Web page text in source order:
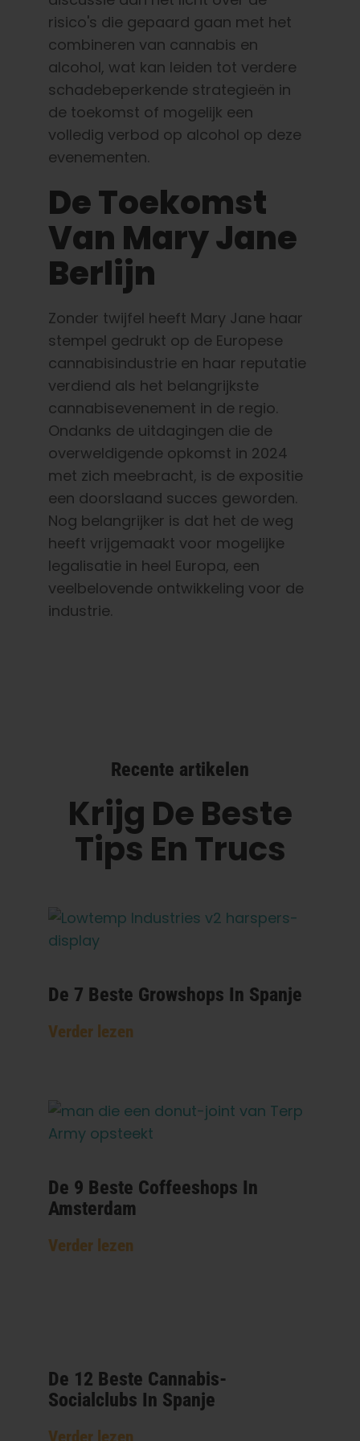
risico's die gepaard gaan met het
combineren van cannabis en
alcohol, wat kan leiden tot verdere
schadebeperkende strategieën in
de toekomst of mogelijk een
volledig verbod op alcohol op deze
evenementen.
De Toekomst
Van Mary Jane
Berlijn
Zonder twijfel heeft Mary Jane haar
stempel gedrukt op de Europese
cannabisindustrie en haar reputatie
verdiend als het belangrijkste
cannabisevenement in de regio.
Ondanks de uitdagingen die de
overweldigende opkomst in 2024
met zich meebracht, is de expositie
een doorslaand succes geworden.
Nog belangrijker is dat het de weg
heeft vrijgemaakt voor mogelijke
legalisatie in heel Europa, een
veelbelovende ontwikkeling voor de
industrie.
Recente artikelen
Krijg De Beste
Tips En Trucs
De 7 Beste Growshops In Spanje
Verder lezen
De 9 Beste Coffeeshops In
Amsterdam
Verder lezen
De 12 Beste Cannabis-
Socialclubs In Spanje
Verder lezen